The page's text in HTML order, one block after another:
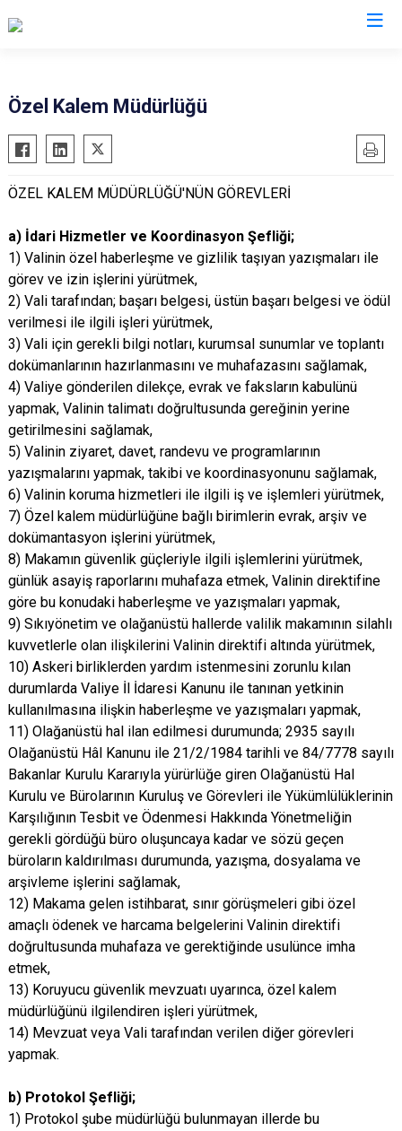
Özel Kalem Müdürlüğü
ÖZEL KALEM MÜDÜRLÜĞÜ'NÜN GÖREVLERİ
a) İdari Hizmetler ve Koordinasyon Şefliği;
1) Valinin özel haberleşme ve gizlilik taşıyan yazışmaları ile
görev ve izin işlerini yürütmek,
2) Vali tarafından; başarı belgesi, üstün başarı belgesi ve ödül
verilmesi ile ilgili işleri yürütmek,
3) Vali için gerekli bilgi notları, kurumsal sunumlar ve toplantı
dokümanlarının hazırlanmasını ve muhafazasını sağlamak,
4) Valiye gönderilen dilekçe, evrak ve faksların kabulünü
yapmak, Valinin talimatı doğrultusunda gereğinin yerine
getirilmesini sağlamak,
5) Valinin ziyaret, davet, randevu ve programlarının
yazışmalarını yapmak, takibi ve koordinasyonunu sağlamak,
6) Valinin koruma hizmetleri ile ilgili iş ve işlemleri yürütmek,
7) Özel kalem müdürlüğüne bağlı birimlerin evrak, arşiv ve
dokümantasyon işlerini yürütmek,
8) Makamın güvenlik güçleriyle ilgili işlemlerini yürütmek,
günlük asayiş raporlarını muhafaza etmek, Valinin direktifine
göre bu konudaki haberleşme ve yazışmaları yapmak,
9) Sıkıyönetim ve olağanüstü hallerde valilik makamının silahlı
kuvvetlerle olan ilişkilerini Valinin direktifi altında yürütmek,
10) Askeri birliklerden yardım istenmesini zorunlu kılan
durumlarda Valiye İl İdaresi Kanunu ile tanınan yetkinin
kullanılmasına ilişkin haberleşme ve yazışmaları yapmak,
11) Olağanüstü hal ilan edilmesi durumunda; 2935 sayılı
Olağanüstü Hâl Kanunu ile 21/2/1984 tarihli ve 84/7778 sayılı
Bakanlar Kurulu Kararıyla yürürlüğe giren Olağanüstü Hal
Kurulu ve Bürolarının Kuruluş ve Görevleri ile Yükümlülüklerinin
Karşılığının Tesbit ve Ödenmesi Hakkında Yönetmeliğin
gerekli gördüğü büro oluşuncaya kadar ve sözü geçen
büroların kaldırılması durumunda, yazışma, dosyalama ve
arşivleme işlerini sağlamak,
12) Makama gelen istihbarat, sınır görüşmeleri gibi özel
amaçlı ödenek ve harcama belgelerini Valinin direktifi
doğrultusunda muhafaza ve gerektiğinde usulünce imha
etmek,
13) Koruyucu güvenlik mevzuatı uyarınca, özel kalem
müdürlüğünü ilgilendiren işleri yürütmek,
14) Mevzuat veya Vali tarafından verilen diğer görevleri
yapmak.
b) Protokol Şefliği;
1) Protokol şube müdürlüğü bulunmayan illerde bu